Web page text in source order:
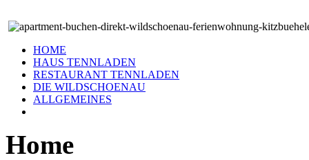
HOME
HAUS TENNLADEN
RESTAURANT TENNLADEN
DIE WILDSCHOENAU
ALLGEMEINES
Home